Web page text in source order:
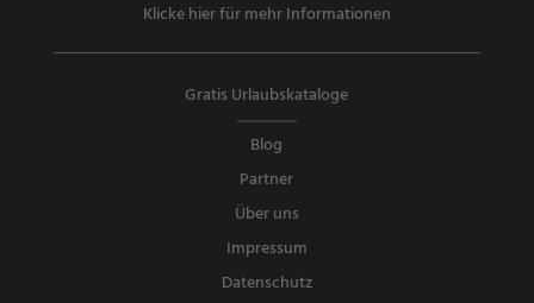
Klicke hier für mehr Informationen
Gratis Urlaubskataloge
Blog
Partner
Über uns
Impressum
Datenschutz